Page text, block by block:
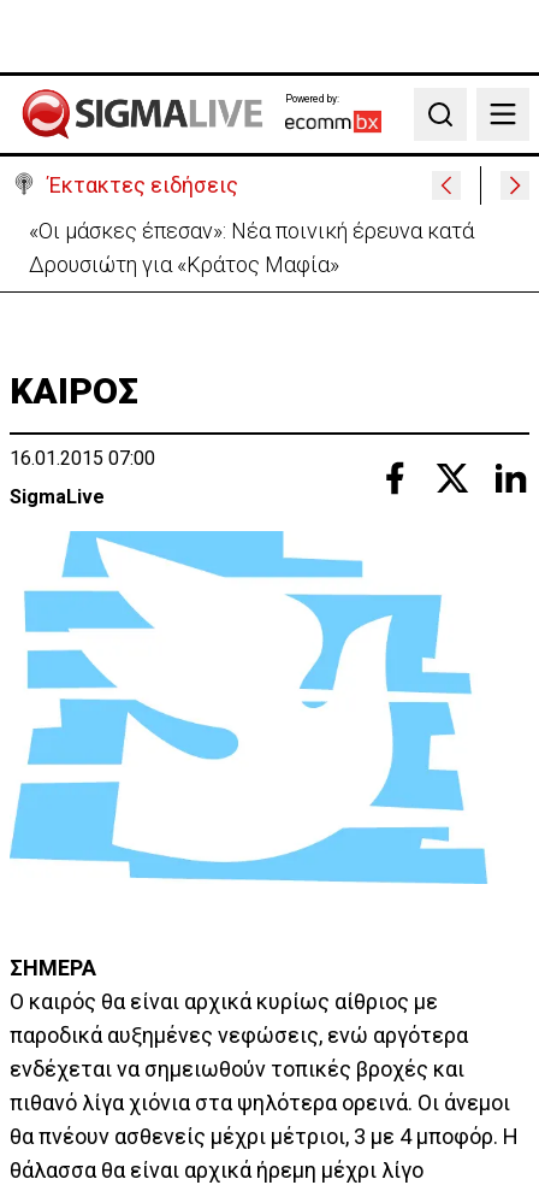
Powered by:
Search
Έκτακτες ειδήσεις
«Πόλεμος» Σάντσεθ-Μελόνι λόγω της Θέουτα:
Ελέγχους και από Ισπανία στα σύνορα
ΚΑΙΡΟΣ
16.01.2015 07:00
SigmaLive
ΣΗΜΕΡΑ
Ο καιρός θα είναι αρχικά κυρίως αίθριος με
παροδικά αυξημένες νεφώσεις, ενώ αργότερα
ενδέχεται να σημειωθούν τοπικές βροχές και
πιθανό λίγα χιόνια στα ψηλότερα ορεινά. Οι άνεμοι
θα πνέουν ασθενείς μέχρι μέτριοι, 3 με 4 μποφόρ. Η
θάλασσα θα είναι αρχικά ήρεμη μέχρι λίγο